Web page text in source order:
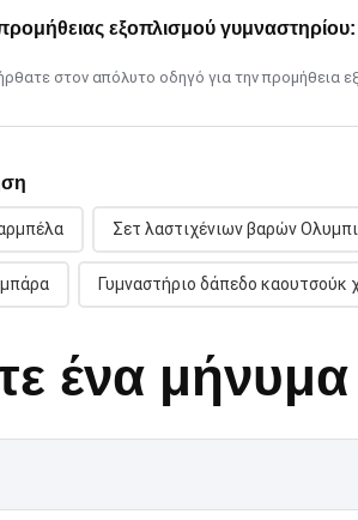
στον απόλυτο οδηγό για την προμήθεια
Σετ λαστιχένιων βαρών
Γυμναστήριο δάπεδο καουτσούκ
ένα μήνυμα